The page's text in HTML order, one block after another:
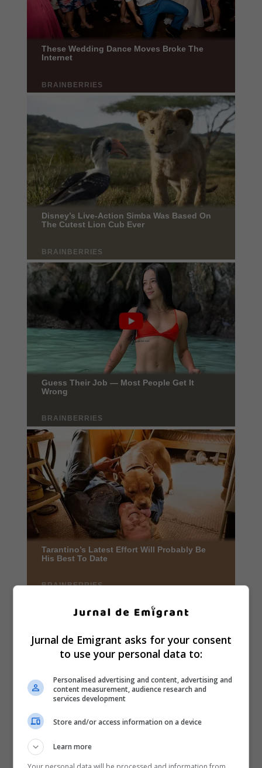
Jurnal de Emigrant asks for your consent
to use your personal data to:
Personalised advertising and content, advertising and
content measurement, audience research and
services development
Store and/or access information on a device
Learn more